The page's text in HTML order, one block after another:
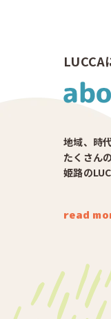
LUCCA
地域、時
たくさん
姫路の
read